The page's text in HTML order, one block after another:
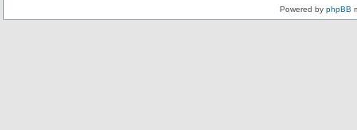
Powered by phpBB